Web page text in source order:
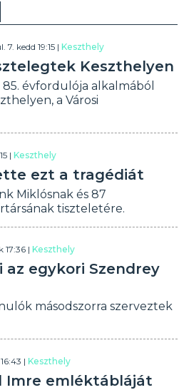
7. kedd 19:15 |Keszthely
Keszthelyen
évfordulója alkalmából
a Városi
|Keszthely
ezt a tragédiát
Miklósnak és 87
tiszteletére.
17:36 |Keszthely
egykori Szendrey
másodszorra szerveztek
|Keszthely
Imre emléktábláját